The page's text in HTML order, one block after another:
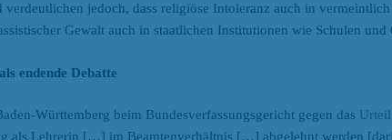
jedoch, dass religiöse Intoleranz auch in
Gewalt auch in staatlichen Institutionen wie Schulen und
endende Debatte
Württemberg beim Bundesverfassungsgericht gegen das
als Lehrerin […] im Beamtenverhältnis […] abgelehnt werden